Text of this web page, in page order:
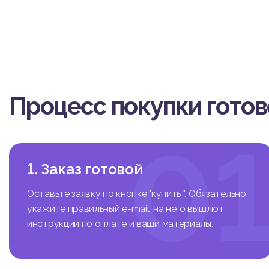
в
Процесс покупки
1. Заказ готовой
Оставьте заявку по кнопке "купить ". Обязательно
укажите правильный e-mail, на него вышлют
инструкции по оплате и ваши материалы.